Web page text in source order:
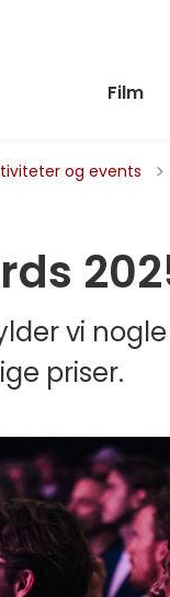
Film
og events
vi
priser.